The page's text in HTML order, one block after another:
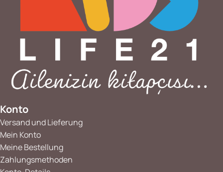
Konto
Versand und Lieferung
Mein Konto
Meine Bestellung
Zahlungsmethoden